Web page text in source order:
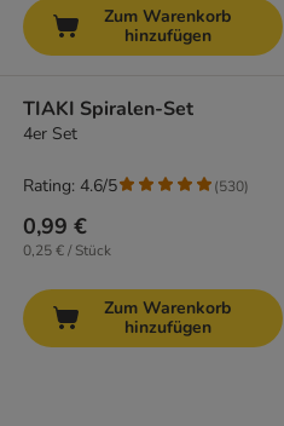
Zum Warenkorb
hinzufügen
TIAKI Spiralen-Set
4er Set
0,99 €
0,25 € / Stück
Rating: 4.6/5 (530)
Zum Warenkorb
hinzufügen